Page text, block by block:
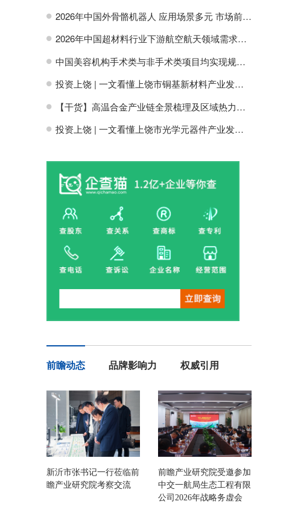
H 2026年中国外骨骼机器人 应用场景多元 市场前景广阔【组图】
H 2026年中国超材料行业下游航空航天领域需求分析【组图】
H 中国美容机构手术类与非手术类项目均实现规模增长【组图】
H 投资上饶 | 一文看懂上饶市铜基新材料产业发展现状与投资机会前瞻
H 【干货】高温合金产业链全景梳理及区域热力地图
H 投资上饶 | 一文看懂上饶市光学元器件产业发展现状与投资机会前瞻
前瞻动态 品牌影响力 权威引用
新沂市张书记一行莅临前
瞻产业研究院考察交流
前瞻产业研究院受邀参加
中交一航局生态工程有限
公司2026年战略务虚会